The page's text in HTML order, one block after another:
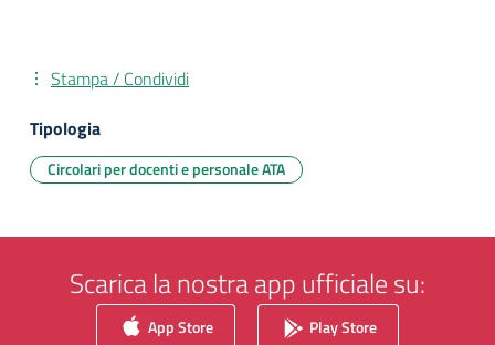
Stampa / Condividi
Tipologia
Circolari per docenti e personale ATA
Scarica la nostra app ufficiale su:
App Store Play Store